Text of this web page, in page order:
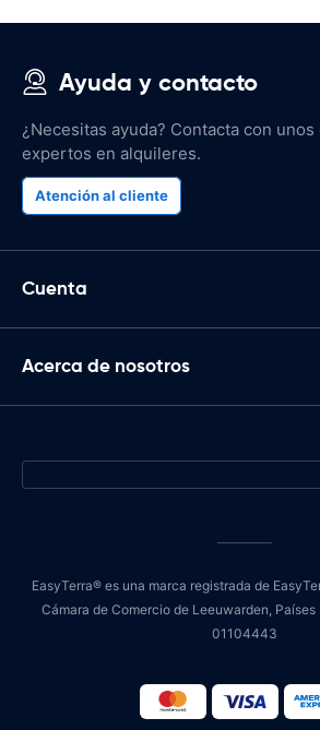
Ayuda y contacto
¿Necesitas ayuda? Contacta con
expertos en alquileres.
Atención al cliente
Cuenta
Acerca de nosotros
EasyTerra® es una marca registrada de
Cámara de Comercio de Leeuwarden, Países
01104443